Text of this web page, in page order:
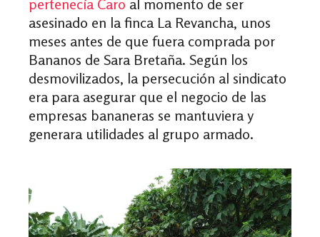
pertenecía Caro al momento de ser
asesinado en la finca La Revancha, unos
meses antes de que fuera comprada por
Bananos de Sara Bretaña. Según los
desmovilizados, la persecución al sindicato
era para asegurar que el negocio de las
empresas bananeras se mantuviera y
generara utilidades al grupo armado.